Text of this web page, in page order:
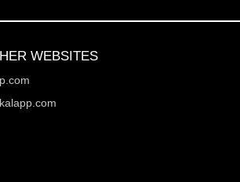
WEBSITES